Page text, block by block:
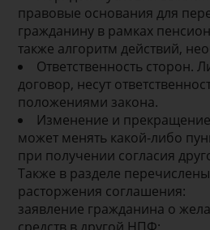
правовые основания для
гражданину в рамках
также алгоритм действий,
Ответственность сторон.
договор, несут
положениями закона.
Изменение и
может менять какой-либо
при получении согласия
Также в разделе
расторжения соглашения:
заявление гражданина о